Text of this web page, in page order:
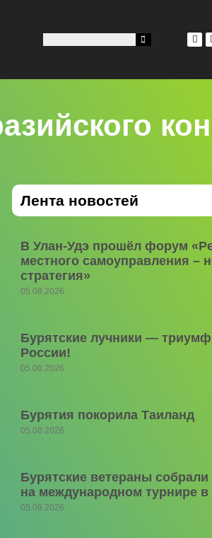
Лента новостей
В Улан-Удэ прошёл форум
местного самоуправления –
стратегия»
05.08.2026
Бурятские лучники — триумф
России!
05.08.2026
Бурятия покорила Таиланд
05.08.2026
Бурятские ветераны собрали
на международном турнире
05.08.2026